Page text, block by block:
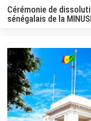
Cérémonie de
sénégalais de la